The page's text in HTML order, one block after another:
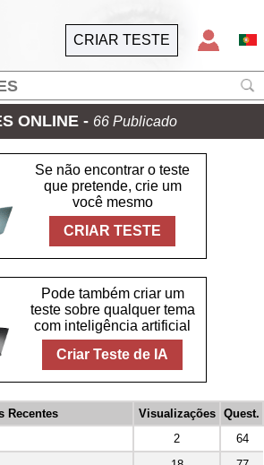
CRIAR TESTE
ONLINE - 66 Publicado
Se não encontrar o teste
que pretende, crie um
você mesmo
CRIAR TESTE
Pode também criar um
teste sobre qualquer tema
com inteligência artificial
Criar Teste de IA
Recentes Visualizações
Quest.
2
64